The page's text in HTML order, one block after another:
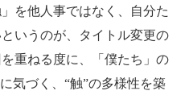
を他人事ではなく、自分た
いうのが、タイトル変更の
重ねる度に、「僕たち」の
気づく、“触”の多様性を築